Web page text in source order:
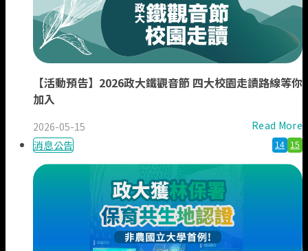
【活動預告】2026政大鐵觀音節 四大校園走讀路線等你
加入
2026-05-15
Read More
消息公告
14 15